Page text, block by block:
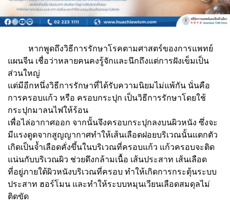
หากพูดถึงวิธีการรักษาโรคตามศาสตร์ของการแพทย์
แผนจีน เชื่อว่าหลายคนคงรู้จักและนึกถึงแต่การฝังเข็มเป็น
ส่วนใหญ่
แต่มีอีกหนึ่งวิธีการรักษาที่ได้รับความนิยมไม่แพ้กัน นั่นคือ
การครอบแก้ว หรือ ครอบกระปุก เป็นวิธีการรักษาโดยใช้
กระปุกมาลนไฟให้ร้อน
เพื่อไล่อากาศออก จากนั้นจึงครอบกระปุกลงบนผิวหนัง ซึ่งจะ
มีแรงดูดจากสูญญากาศทําให้เส้นเลือดฝอยบริเวณนั้นแตกตัว
เกิดเป็นจ้ำเลือดคั่งขึ้นในบริเวณที่ครอบแก้ว แก้วครอบจะติด
แน่นกับบริเวณผิว ช่วยดึงกล้ามเนื้อ เส้นประสาท เส้นเลือด
ที่อยู่ภายใต้ผิวหนังบริเวณที่ครอบ ทําให้เกิดการกระตุ้นระบบ
ประสาท ฮอร์โมน และทําให้ระบบหมุนเวียนเลือดสมดุลไม่
ติดขัด